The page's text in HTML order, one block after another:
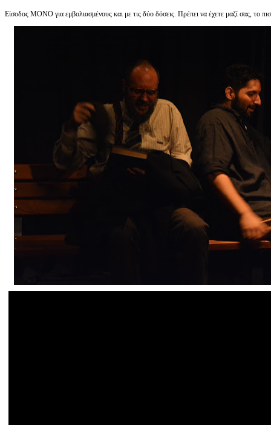
Είσοδος ΜΟΝΟ για εμβολιασμένους και με τις δύο δόσεις. Πρέπει να έχετε μαζί σας, το